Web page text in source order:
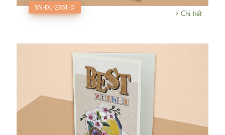
SN-DL-2361-D
Chi tiết